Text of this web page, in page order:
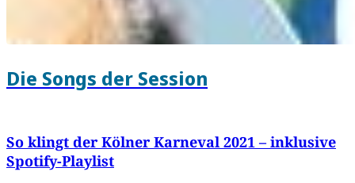
Die Songs der Session
So klingt der Kölner Karneval 2021 – inklusive
Spotify-Playlist